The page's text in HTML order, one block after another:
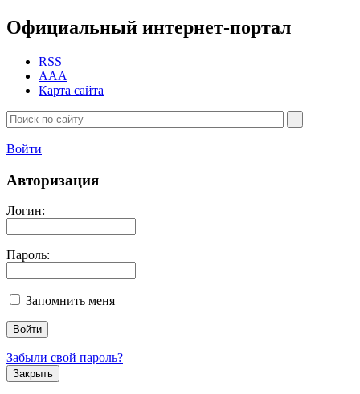
Официальный интернет-портал
RSS
AAA
Карта сайта
Войти
Авторизация
Логин:
Пароль:
Запомнить меня
Забыли свой пароль?
Закрыть